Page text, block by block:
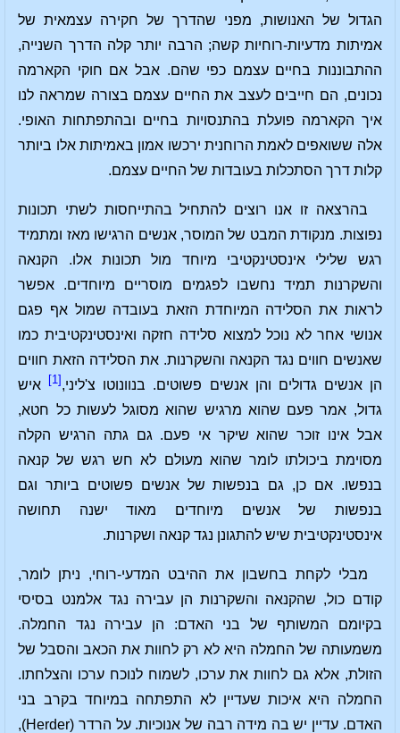
הגדול של האנושות, מפני שהדרך של חקירה עצמאית של
אמיתות מדעיות-רוחיות קשה; הרבה יותר קלה הדרך השנייה,
ההתבוננות בחיים עצמם כפי שהם. אבל אם חוקי הקארמה
נכונים, הם חייבים לעצב את החיים עצמם בצורה שמראה לנו
איך הקארמה פועלת בהתנסויות בחיים ובהתפתחות האופי.
אלה ששואפים לאמת הרוחנית ירכשו אמון באמיתות אלו ביותר
קלות דרך הסתכלות בעובדות של החיים עצמם.
בהרצאה זו אנו רוצים להתחיל בהתייחסות לשתי תכונות
נפוצות. מנקודת המבט של המוסר, אנשים הרגישו מאז ומתמיד
רגש שלילי אינסטינקטיבי מיוחד מול תכונות אלו. הקנאה
והשקרנות תמיד נחשבו לפגמים מוסריים מיוחדים. אפשר
לראות את הסלידה המיוחדת הזאת בעובדה שמול אף פגם
אנושי אחר לא נוכל למצוא סלידה חזקה ואינסטינקטיבית כמו
שאנשים חווים נגד הקנאה והשקרנות. את הסלידה הזאת חווים
הן אנשים גדולים והן אנשים פשוטים. בנוונוטו צ'ליני, [1]
איש
גדול, אמר פעם שהוא מרגיש שהוא מסוגל לעשות כל חטא,
אבל אינו זוכר שהוא שיקר אי פעם. גם גתה הרגיש הקלה
מסוימת ביכולתו לומר שהוא מעולם לא חש רגש של קנאה
בנפשו. אם כן, גם בנפשות של אנשים פשוטים ביותר וגם
בנפשות של אנשים מיוחדים מאוד ישנה תחושה
אינסטינקטיבית שיש להתגונן נגד קנאה ושקרנות.
מבלי לקחת בחשבון את ההיבט המדעי-רוחי, ניתן לומר,
קודם כול, שהקנאה והשקרנות הן עבירה נגד אלמנט בסיסי
בקיומם המשותף של בני האדם: הן עבירה נגד החמלה.
משמעותה של החמלה היא לא רק לחוות את הכאב והסבל של
הזולת, אלא גם לחוות את ערכו, לשמוח לנוכח ערכו והצלחתו.
החמלה היא איכות שעדיין לא התפתחה במיוחד בקרב בני
האדם. עדיין יש בה מידה רבה של אנוכיות. על הרדר (Herder),